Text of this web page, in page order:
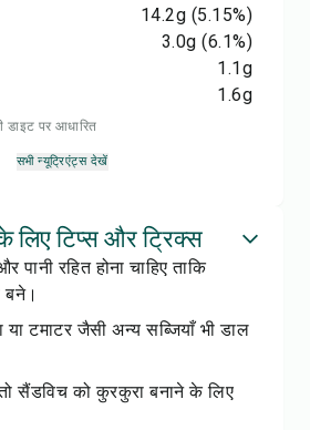
14.2g (5.15%)
3.0g (6.1%)
1.1g
1.6g
डाइट पर आधारित
सभी न्यूट्रिएंट्स देखें
लिए टिप्स और ट्रिक्स
पानी रहित होना चाहिए ताकि
बने।
टमाटर जैसी अन्य सब्जियाँ भी डाल
सैंडविच को कुरकुरा बनाने के लिए